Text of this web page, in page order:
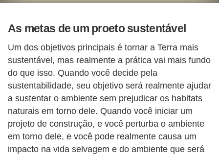
As metas de um proeto sustentável
Um dos objetivos principais é tornar a Terra mais
sustentável, mas realmente a prática vai mais fundo
do que isso. Quando você decide pela
sustentabilidade, seu objetivo será realmente ajudar
a sustentar o ambiente sem prejudicar os habitats
naturais em torno dele. Quando você iniciar um
projeto de construção, e você perturba o ambiente
em torno dele, e você pode realmente causa um
impacto na vida selvagem e do ambiente que será